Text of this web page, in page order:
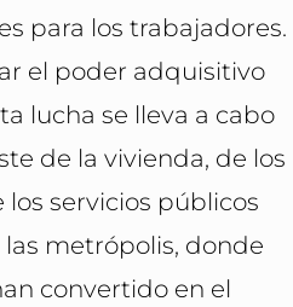
para los trabajadores.
el poder adquisitivo
lucha se lleva a cabo
de la vivienda, de los
los servicios públicos
las metrópolis, donde
convertido en el